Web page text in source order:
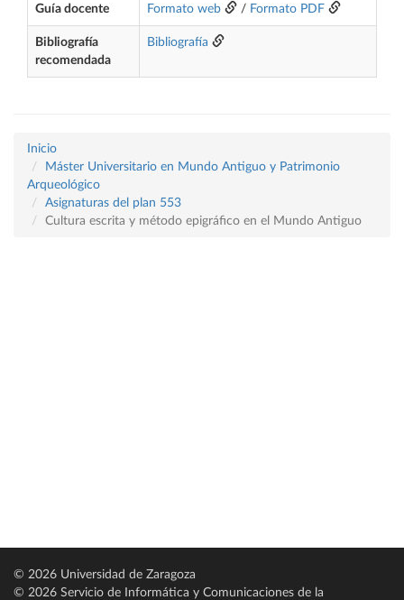
Guía docente Formato web / Formato PDF
Bibliografía
recomendada
Bibliografía
Inicio
Máster Universitario en Mundo Antiguo y Patrimonio
Arqueológico
Asignaturas del plan 553
Cultura escrita y método epigráfico en el Mundo Antiguo
© 2026 Universidad de Zaragoza
© 2026 Servicio de Informática y Comunicaciones de la